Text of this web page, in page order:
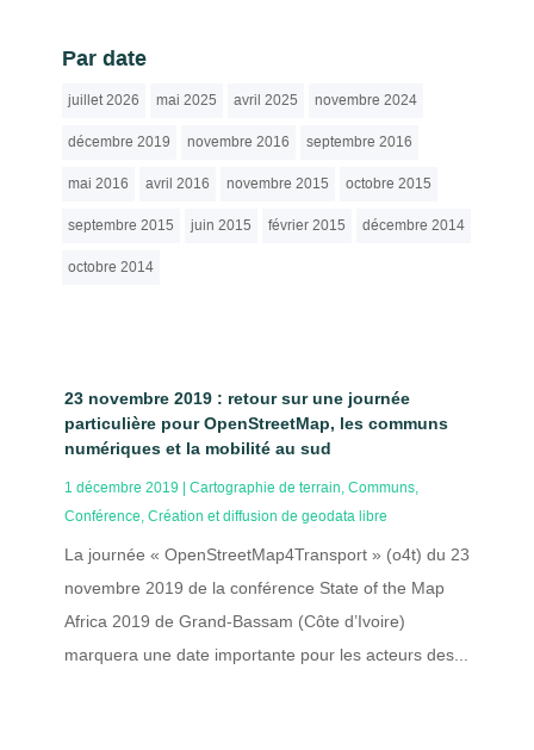
Par date
juillet 2026 mai 2025 avril 2025 novembre 2024
décembre 2019 novembre 2016 septembre 2016
mai 2016 avril 2016 novembre 2015 octobre 2015
septembre 2015 juin 2015 février 2015 décembre 2014
octobre 2014
23 novembre 2019 : retour sur une journée
particulière pour OpenStreetMap, les communs
numériques et la mobilité au sud
1 décembre 2019 Cartographie de terrain, Communs,
Conférence, Création et diffusion de geodata libre
La journée « OpenStreetMap4Transport » (o4t) du 23
novembre 2019 de la conférence State of the Map
Africa 2019 de Grand-Bassam (Côte d’Ivoire)
marquera une date importante pour les acteurs des...